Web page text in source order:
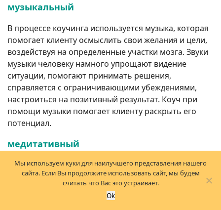
музыкальный
В процессе коучинга используется музыка, которая
помогает клиенту осмыслить свои желания и цели,
воздействуя на определенные участки мозга. Звуки
музыки человеку намного упрощают видение
ситуации, помогают принимать решения,
справляется с ограничивающими убеждениями,
настроиться на позитивный результат. Коуч при
помощи музыки помогает клиенту раскрыть его
потенциал.
медитативный
Медитативный коучинг — это работа с
подсознанием клиента при помощи через
медитативных практик и древних духовных знаний.
Коуч может проводить сессии в разных сферах
Мы используем куки для наилучшего представления нашего
сайта. Если Вы продолжите использовать сайт, мы будем
считать что Вас это устраивает.
Ok